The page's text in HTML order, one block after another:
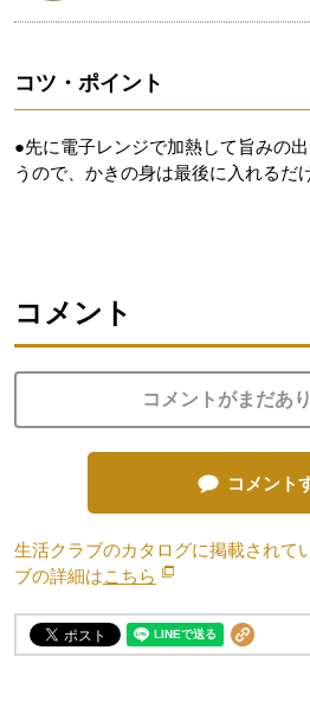
コツ・ポイント
●先に電子レンジで加熱して旨みの
うので、かきの身は最後に入れるだ
コメント
コメントがまだあ
コメント
生活クラブのカタログに掲載されて
ブの詳細はこちら 別のウィンドウで